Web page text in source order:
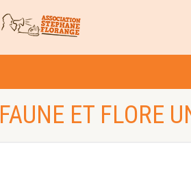
FAUNE ET FLORE